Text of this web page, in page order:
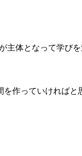
主体となって学び
作っていければと